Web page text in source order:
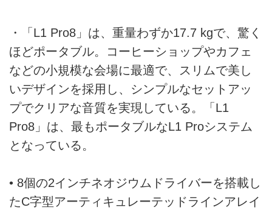
・「L1 Pro8」は、重量わずか17.7 kgで、驚く
ほどポータブル。コーヒーショップやカフェ
などの小規模な会場に最適で、スリムで美し
いデザインを採用し、シンプルなセットアッ
プでクリアな音質を実現している。「L1
Pro8」は、最もポータブルなL1 Proシステム
となっている。
• 8個の2インチネオジウムドライバーを搭載し
たC字型アーティキュレーテッドラインアレイ